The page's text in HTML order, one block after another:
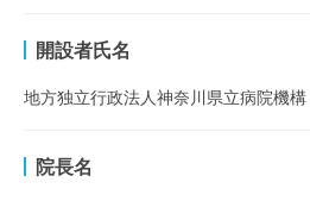
開設者氏名
地方独立行政法人神奈川県立病院機構
院長名